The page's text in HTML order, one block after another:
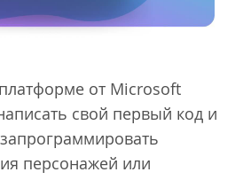
от Microsoft
свой первый код и
персонажей или